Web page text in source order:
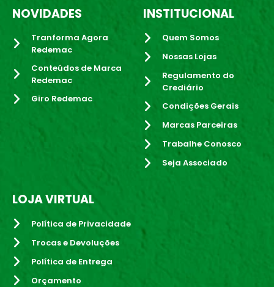
NOVIDADES
Tranforma Agora
Redemac
Conteúdos de Marca
Redemac
Giro Redemac
INSTITUCIONAL
Quem Somos
Nossas Lojas
Regulamento do
Crediário
Condições Gerais
Marcas Parceiras
Trabalhe Conosco
Seja Associado
LOJA VIRTUAL
Política de Privacidade
Trocas e Devoluções
Política de Entrega
Orçamento